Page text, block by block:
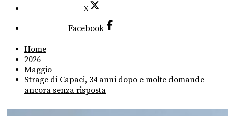
X
Facebook
Home
2026
Maggio
Strage di Capaci, 34 anni dopo e molte domande
ancora senza risposta